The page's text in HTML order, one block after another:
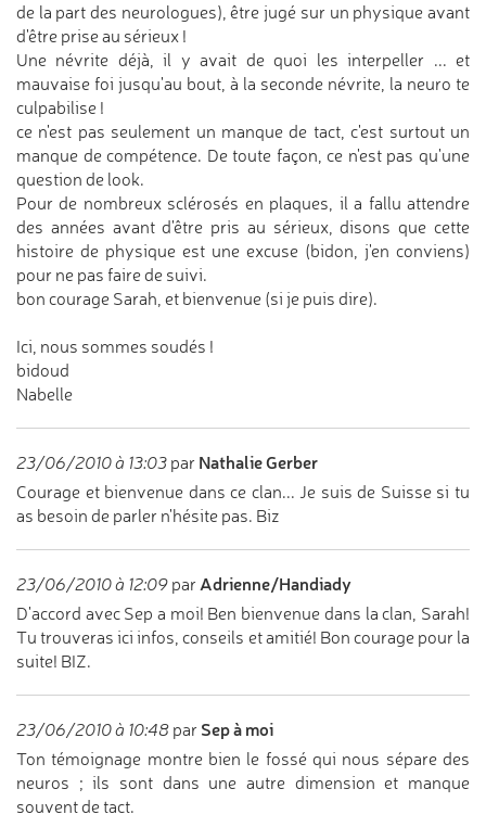
de la part des neurologues), être jugé sur un physique avant
d'être prise au sérieux !
Une névrite déjà, il y avait de quoi les interpeller ... et
mauvaise foi jusqu'au bout, à la seconde névrite, la neuro te
culpabilise !
ce n'est pas seulement un manque de tact, c'est surtout un
manque de compétence. De toute façon, ce n'est pas qu'une
question de look.
Pour de nombreux sclérosés en plaques, il a fallu attendre
des années avant d'être pris au sérieux, disons que cette
histoire de physique est une excuse (bidon, j'en conviens)
pour ne pas faire de suivi.
bon courage Sarah, et bienvenue (si je puis dire).
Ici, nous sommes soudés !
bidoud
Nabelle
23/06/2010 à 13:03 par Nathalie Gerber
Courage et bienvenue dans ce clan... Je suis de Suisse si tu
as besoin de parler n'hésite pas. Biz
23/06/2010 à 12:09 par Adrienne/Handiady
D'accord avec Sep a moi! Ben bienvenue dans la clan, Sarah!
Tu trouveras ici infos, conseils et amitié! Bon courage pour la
suite! BIZ.
23/06/2010 à 10:48 par Sep à moi
Ton témoignage montre bien le fossé qui nous sépare des
neuros ; ils sont dans une autre dimension et manque
souvent de tact.